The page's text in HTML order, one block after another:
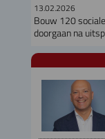
13.02.2026
Bouw 120
doorgaan na